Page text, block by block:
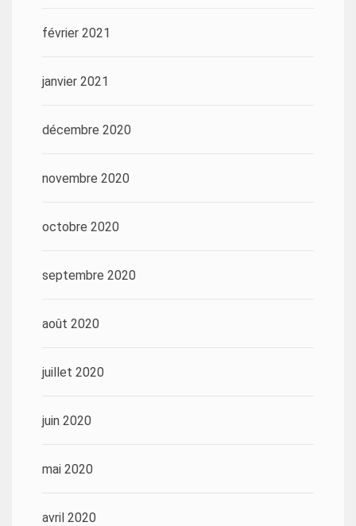
février 2021
janvier 2021
décembre 2020
novembre 2020
octobre 2020
septembre 2020
août 2020
juillet 2020
juin 2020
mai 2020
avril 2020